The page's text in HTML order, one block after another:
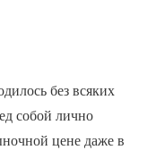
без всяких
собой лично
цене даже в